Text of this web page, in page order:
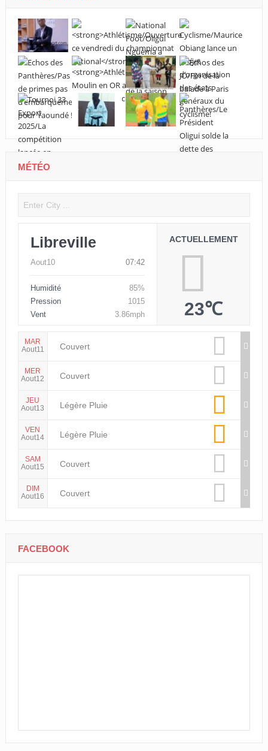
MÉTÉO
Libreville
Aout10 07:42
Humidité
85%
Pression
1015
Vent
3.86mph
ACTUELLEMENT
23℃
MAR
Aout11
Couvert
MER
Aout12
Couvert
JEU
Aout13
Légère Pluie
VEN
Aout14
Légère Pluie
SAM
Aout15
Couvert
DIM
Aout16
Couvert
FACEBOOK